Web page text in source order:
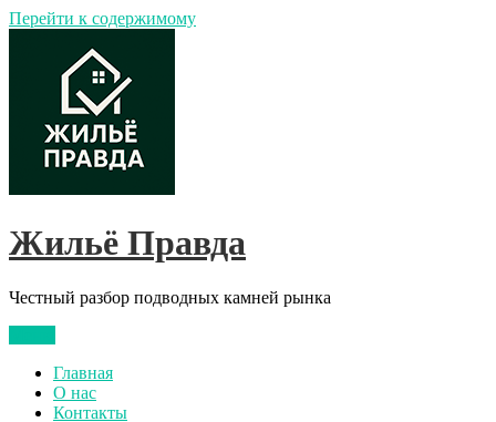
Перейти к содержимому
Жильё Правда
Честный разбор подводных камней рынка
Главная
О нас
Контакты